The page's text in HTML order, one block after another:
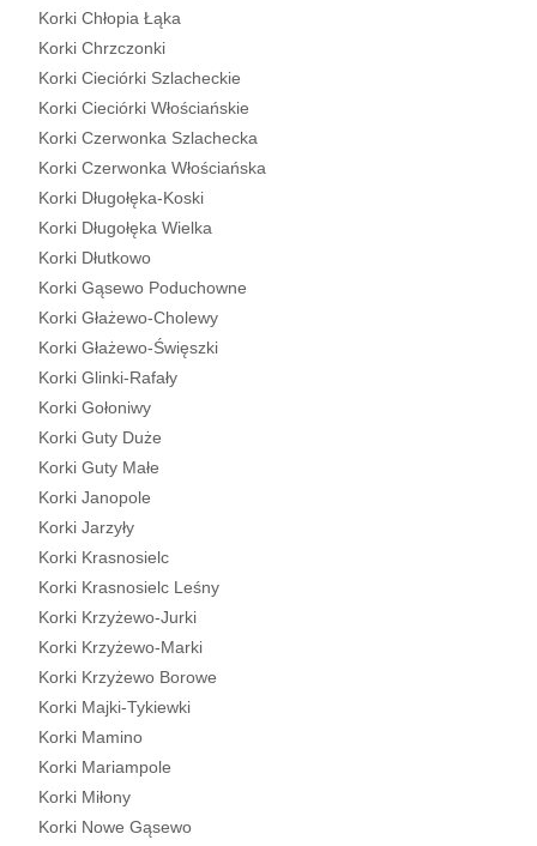
Korki Chłopia Łąka
Korki Chrzczonki
Korki Cieciórki Szlacheckie
Korki Cieciórki Włościańskie
Korki Czerwonka Szlachecka
Korki Czerwonka Włościańska
Korki Długołęka-Koski
Korki Długołęka Wielka
Korki Dłutkowo
Korki Gąsewo Poduchowne
Korki Głażewo-Cholewy
Korki Głażewo-Święszki
Korki Glinki-Rafały
Korki Gołoniwy
Korki Guty Duże
Korki Guty Małe
Korki Janopole
Korki Jarzyły
Korki Krasnosielc
Korki Krasnosielc Leśny
Korki Krzyżewo-Jurki
Korki Krzyżewo-Marki
Korki Krzyżewo Borowe
Korki Majki-Tykiewki
Korki Mamino
Korki Mariampole
Korki Miłony
Korki Nowe Gąsewo